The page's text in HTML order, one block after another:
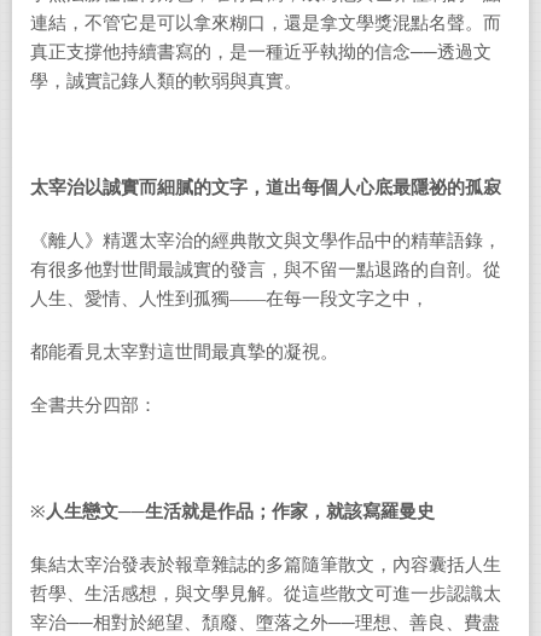
連結，不管它是可以拿來糊口，還是拿文學獎混點名聲。而
真正支撐他持續書寫的，是一種近乎執拗的信念──透過文
學，誠實記錄人類的軟弱與真實。
太宰治以誠實而細膩的文字，道出每個人心底最隱祕的孤寂
《離人》精選太宰治的經典散文與文學作品中的精華語錄，
有很多他對世間最誠實的發言，與不留一點退路的自剖。從
人生、愛情、人性到孤獨——在每一段文字之中，
都能看見太宰對這世間最真摯的凝視。
全書共分四部：
※ 人生戀文──生活就是作品；作家，就該寫羅曼史
集結太宰治發表於報章雜誌的多篇隨筆散文，內容囊括人生
哲學、生活感想，與文學見解。從這些散文可進一步認識太
宰治──相對於絕望、頹廢、墮落之外──理想、善良、費盡